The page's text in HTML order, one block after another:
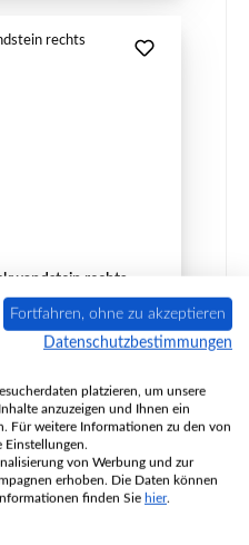
rechts
01032192
Caminos
Preis:
€
Fortfahren, ohne zu akzeptieren
Datenschutzbestimmungen
platzieren, um unsere
anzuzeigen und Ihnen ein
Für weitere Informationen zu den von
Einstellungen.
von Werbung und zur
erhoben. Die Daten können
finden Sie hier.